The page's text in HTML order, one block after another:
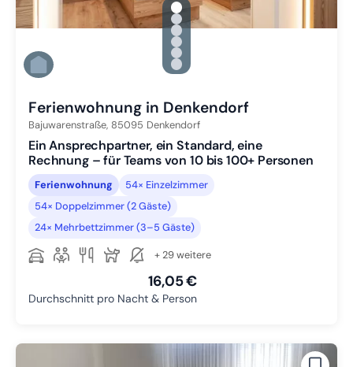
gallery.slide_selector
Zu Slide 1 wechseln
Zu Slide 2 wechseln
Zu Slide 3 wechseln
Zu Slide 4 wechseln
Zu Slide 5 wechseln
Zu Slide 6 wechseln
Ferienwohnung in Denkendorf
Bajuwarenstraße, 85095 Denkendorf
Ein Ansprechpartner, ein Standard, eine
Rechnung – für Teams von 10 bis 100+ Personen
Ferienwohnung
54× Einzelzimmer
54× Doppelzimmer (2 Gäste)
24× Mehrbettzimmer (3–5 Gäste)
+ 29 weitere
16,05 €
Durchschnitt pro Nacht & Person